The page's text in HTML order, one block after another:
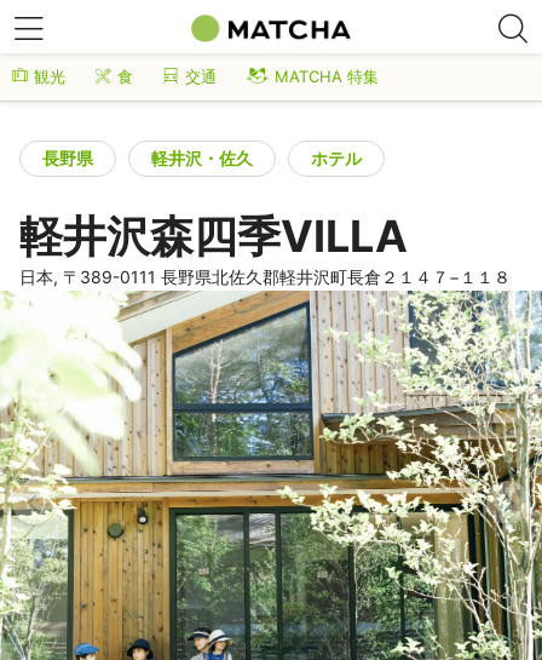
観光 食 交通 MATCHA 特集
長野県 軽井沢・佐久 ホテル
軽井沢森四季VILLA
日本, 〒389-0111 長野県北佐久郡軽井沢町長倉２１４７−１１８